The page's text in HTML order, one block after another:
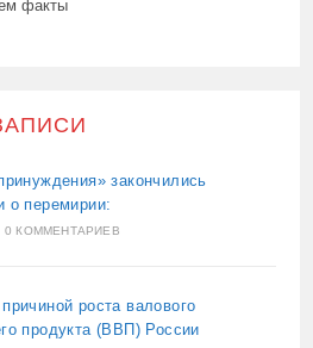
факты
закончились
о перемирии:
0 КОММЕНТАРИЕВ
роста валового
продукта (ВВП) России